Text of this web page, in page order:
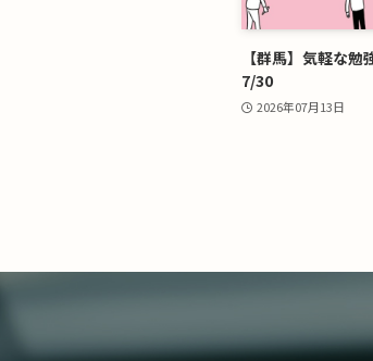
【群馬】気軽な勉
7/30
2026年07月13日